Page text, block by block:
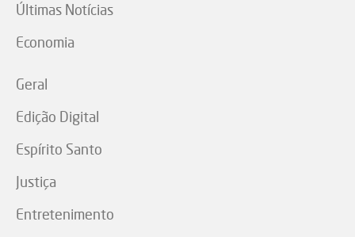
Últimas Notícias
Economia
Geral
Edição Digital
Espírito Santo
Justiça
Entretenimento